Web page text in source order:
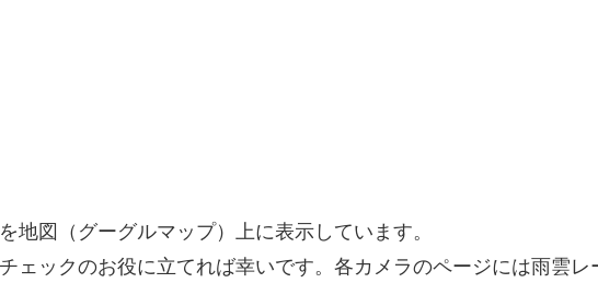
地図（グーグルマップ）上に表示しています。
ェックのお役に立てれば幸いです。各カメラのページには雨雲レ